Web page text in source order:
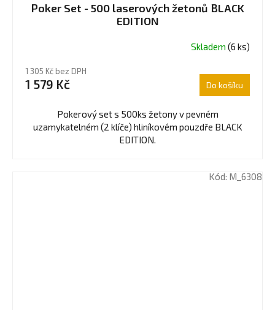
Poker Set - 500 laserových žetonů BLACK
EDITION
Skladem (6 ks)
1 305 Kč bez DPH
1 579 Kč Do košíku
Pokerový set s 500ks žetony v pevném
uzamykatelném (2 klíče) hliníkovém pouzdře BLACK
EDITION.
Kód: M_6308